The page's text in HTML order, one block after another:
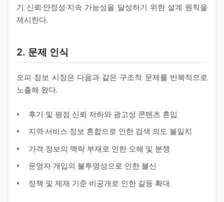
기 신뢰·안정성·지속 가능성을 달성하기 위한 설계 원칙을
제시한다.
2. 문제 인식
오피 정보 시장은 다음과 같은 구조적 문제를 반복적으로
노출해 왔다.
후기 및 평점 신뢰 저하와 광고성 콘텐츠 혼입
지역·서비스 정보 혼합으로 인한 검색 의도 불일치
가격 정보의 맥락 부재로 인한 오해 및 분쟁
운영자 개입의 불투명성으로 인한 불신
정책 및 제재 기준 비공개로 인한 갈등 확대